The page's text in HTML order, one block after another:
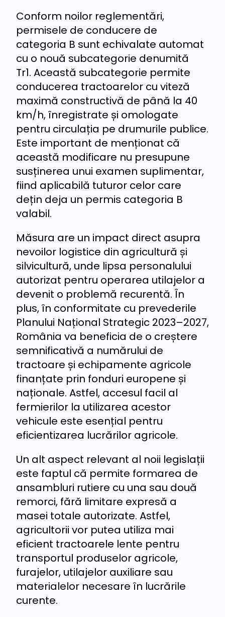
Conform noilor reglementări,
permisele de conducere de
categoria B sunt echivalate automat
cu o nouă subcategorie denumită
Tr1. Această subcategorie permite
conducerea tractoarelor cu viteză
maximă constructivă de până la 40
km/h, înregistrate și omologate
pentru circulația pe drumurile publice.
Este important de menționat că
această modificare nu presupune
susținerea unui examen suplimentar,
fiind aplicabilă tuturor celor care
dețin deja un permis categoria B
valabil.
Măsura are un impact direct asupra
nevoilor logistice din agricultură și
silvicultură, unde lipsa personalului
autorizat pentru operarea utilajelor a
devenit o problemă recurentă. În
plus, în conformitate cu prevederile
Planului Național Strategic 2023–2027,
România va beneficia de o creștere
semnificativă a numărului de
tractoare și echipamente agricole
finanțate prin fonduri europene și
naționale. Astfel, accesul facil al
fermierilor la utilizarea acestor
vehicule este esențial pentru
eficientizarea lucrărilor agricole.
Un alt aspect relevant al noii legislații
este faptul că permite formarea de
ansambluri rutiere cu una sau două
remorci, fără limitare expresă a
masei totale autorizate. Astfel,
agricultorii vor putea utiliza mai
eficient tractoarele lente pentru
transportul produselor agricole,
furajelor, utilajelor auxiliare sau
materialelor necesare în lucrările
curente.